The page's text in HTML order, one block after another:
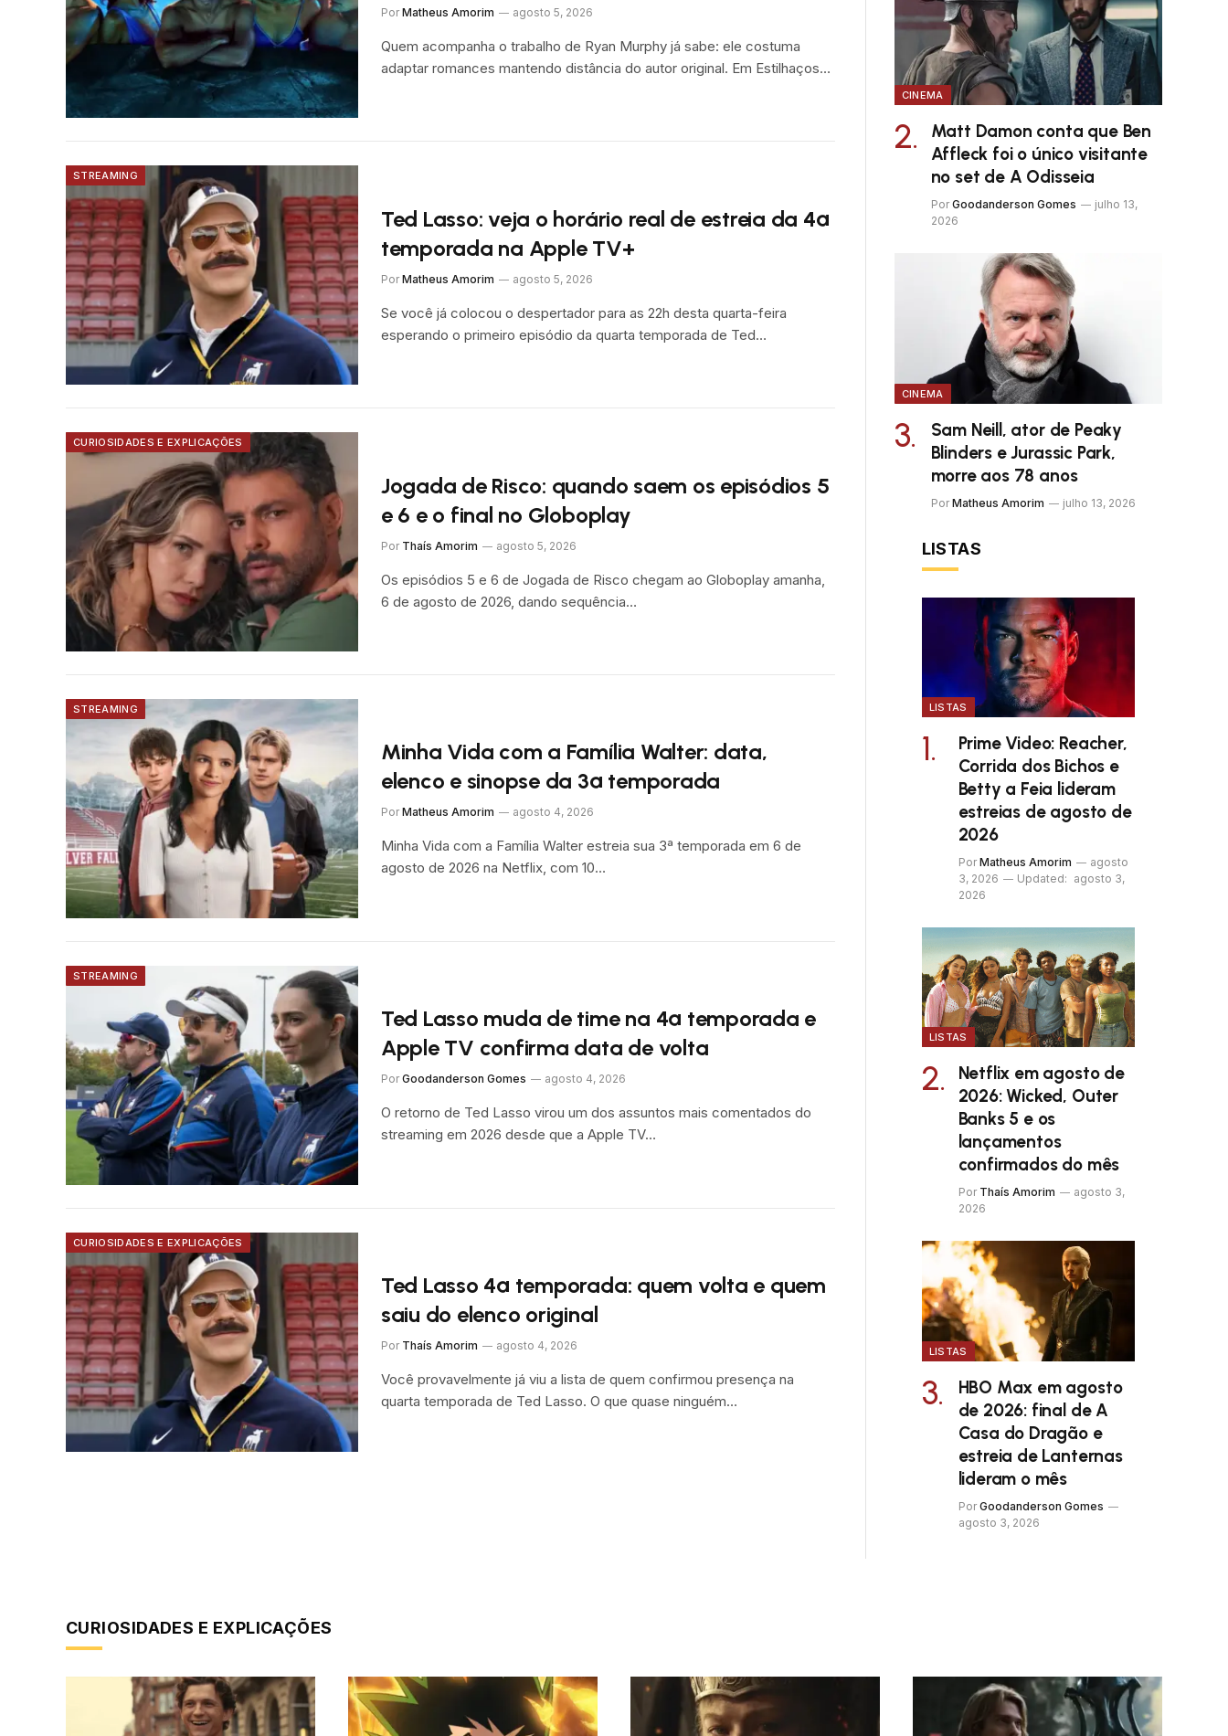
Por Matheus Amorim agosto 5, 2026
Quem acompanha o trabalho de Ryan Murphy já sabe: ele costuma
adaptar romances mantendo distância do autor original. Em Estilhaços…
STREAMING
Ted Lasso: veja o horário real de estreia da 4ª
temporada na Apple TV+
Por Matheus Amorim agosto 5, 2026
Se você já colocou o despertador para as 22h desta quarta-feira
esperando o primeiro episódio da quarta temporada de Ted…
CURIOSIDADES E EXPLICAÇÕES
Jogada de Risco: quando saem os episódios 5
e 6 e o final no Globoplay
Por Thaís Amorim agosto 5, 2026
Os episódios 5 e 6 de Jogada de Risco chegam ao Globoplay amanha,
6 de agosto de 2026, dando sequência…
STREAMING
Minha Vida com a Família Walter: data,
elenco e sinopse da 3ª temporada
Por Matheus Amorim agosto 4, 2026
Minha Vida com a Família Walter estreia sua 3ª temporada em 6 de
agosto de 2026 na Netflix, com 10…
STREAMING
Ted Lasso muda de time na 4ª temporada e
Apple TV confirma data de volta
Por Goodanderson Gomes agosto 4, 2026
O retorno de Ted Lasso virou um dos assuntos mais comentados do
streaming em 2026 desde que a Apple TV…
CURIOSIDADES E EXPLICAÇÕES
Ted Lasso 4ª temporada: quem volta e quem
saiu do elenco original
Por Thaís Amorim agosto 4, 2026
Você provavelmente já viu a lista de quem confirmou presença na
quarta temporada de Ted Lasso. O que quase ninguém…
CINEMA
Matt Damon conta que Ben
Affleck foi o único visitante
no set de A Odisseia
Por Goodanderson Gomes
julho 13,
2026
CINEMA
Sam Neill, ator de Peaky
Blinders e Jurassic Park,
morre aos 78 anos
Por Matheus Amorim julho 13, 2026
LISTAS
LISTAS
Prime Video: Reacher,
Corrida dos Bichos e
Betty a Feia lideram
estreias de agosto de
2026
Por Matheus Amorim
agosto
3, 2026
Updated: agosto 3,
2026
LISTAS
Netflix em agosto de
2026: Wicked, Outer
Banks 5 e os
lançamentos
confirmados do mês
Por Thaís Amorim
agosto 3,
2026
LISTAS
HBO Max em agosto
de 2026: final de A
Casa do Dragão e
estreia de Lanternas
lideram o mês
Por Goodanderson Gomes
agosto 3, 2026
CURIOSIDADES E EXPLICAÇÕES